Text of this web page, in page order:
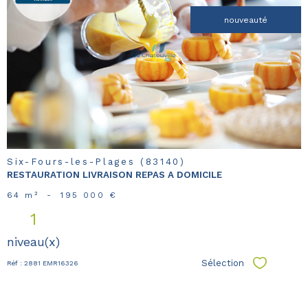
nouveauté
voir le
bien
Six-Fours-les-Plages (83140)
RESTAURATION LIVRAISON REPAS A DOMICILE
64 m² - 195 000 €
1
niveau(x)
Réf : 2881 EMR16326 Sélection